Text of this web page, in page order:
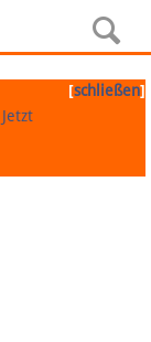
[schließen]
Jetzt